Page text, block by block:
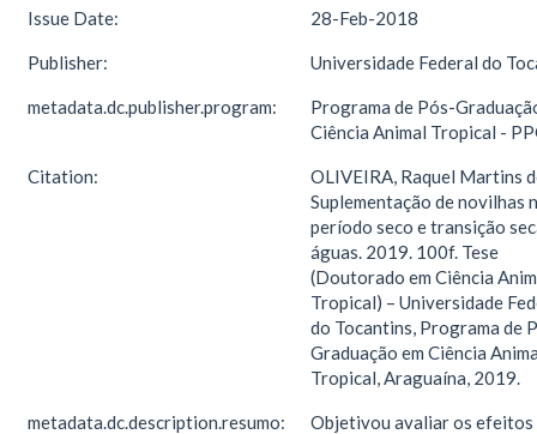
Issue Date: 28-Feb-2018
Publisher: Universidade Federal do
metadata.dc.publisher.program:
Programa de Pós-
Ciência Animal Tropical -
Citation:
OLIVEIRA, Raquel Martins
Suplementação de novilhas
período seco e transição
águas. 2019. 100f. Tese
(Doutorado em Ciência
Tropical) – Universidade
do Tocantins, Programa de
Graduação em Ciência
Tropical, Araguaína, 2019.
metadata.dc.description.resumo:
Objetivou avaliar os efeitos